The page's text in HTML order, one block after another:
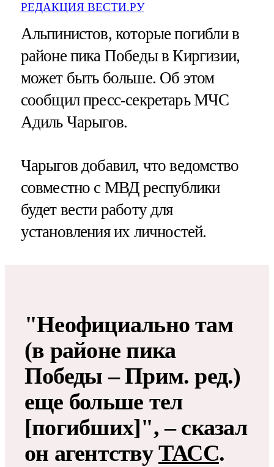
РЕДАКЦИЯ ВЕСТИ.РУ
Альпинистов, которые погибли в
районе пика Победы в Киргизии,
может быть больше. Об этом
сообщил пресс-секретарь МЧС
Адиль Чарыгов.
Чарыгов добавил, что ведомство
совместно с МВД республики
будет вести работу для
установления их личностей.
"Неофициально там
(в районе пика
Победы – Прим. ред.)
еще больше тел
[погибших]", – сказал
он агентствуТАСС.